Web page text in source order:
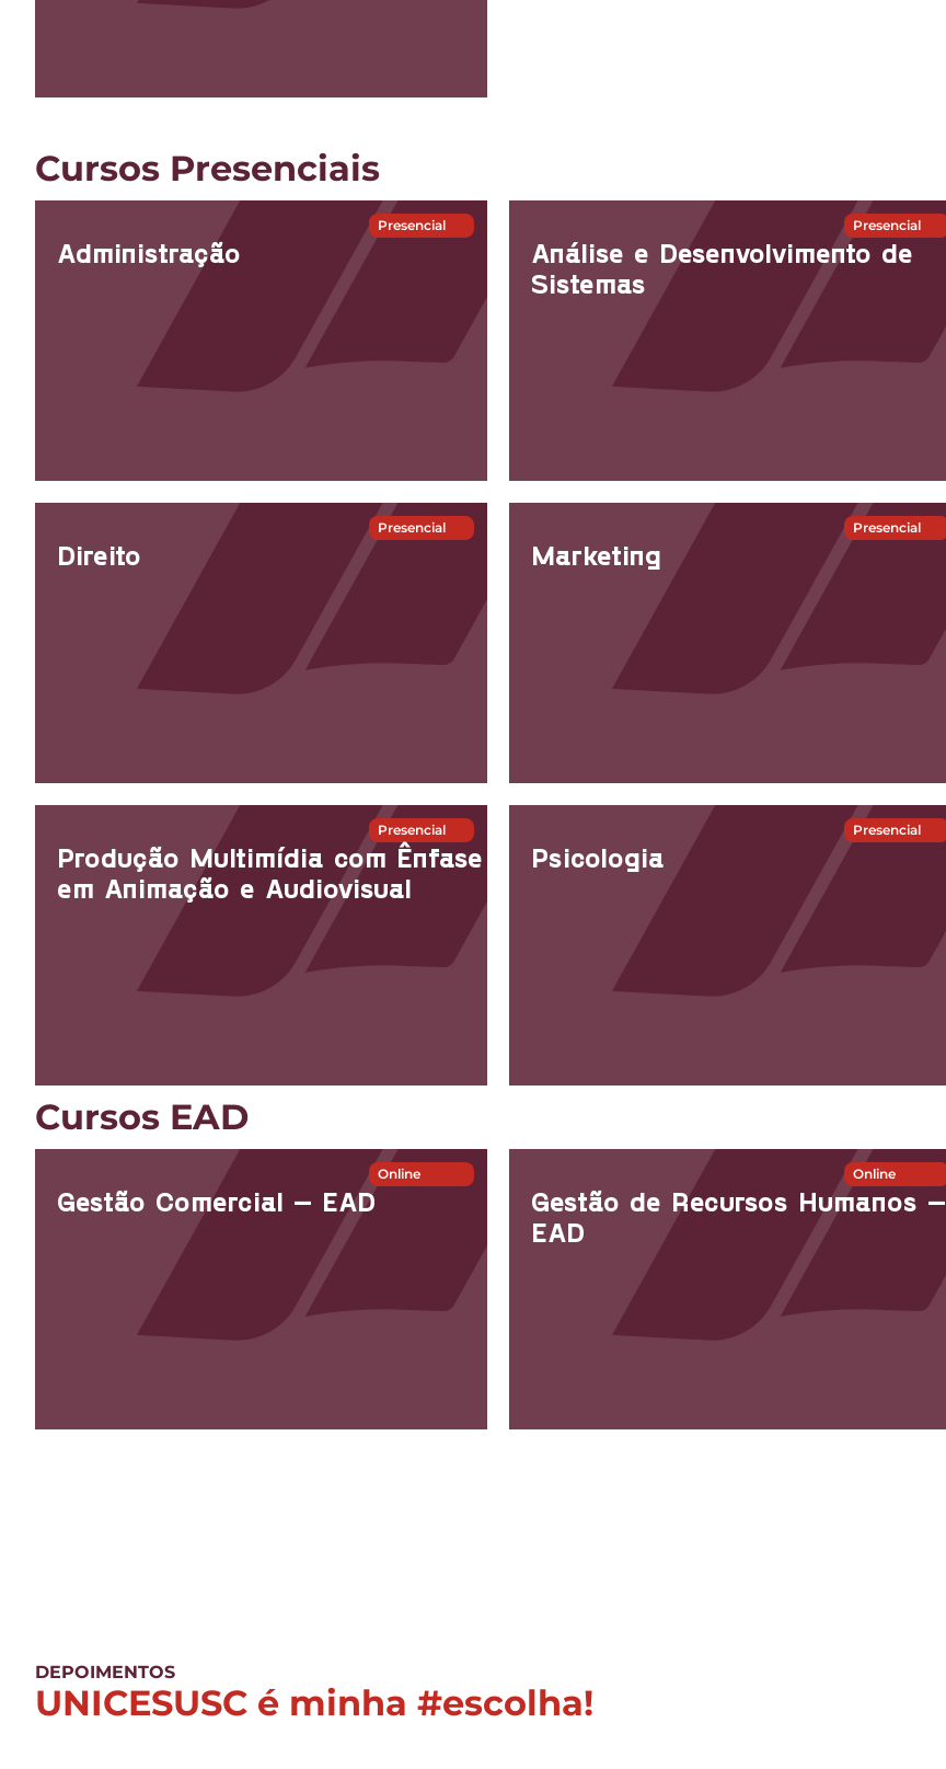
Cursos Presenciais
Presencial
Administração
Presencial
Análise e Desenvolvimento de
Sistemas
Presencial
Direito
Presencial
Marketing
Presencial
Produção Multimídia com Ênfase
em Animação e Audiovisual
Presencial
Psicologia
Cursos EAD
Online
Gestão Comercial – EAD
Online
Gestão de Recursos Humanos –
EAD
DEPOIMENTOS
UNICESUSC é minha #escolha!